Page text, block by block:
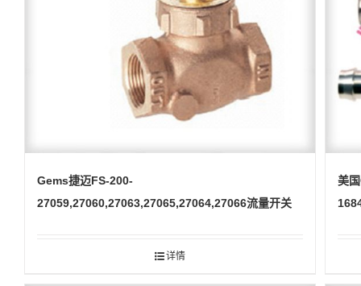
Gems捷迈FS-200-
27059,27060,27063,27065,27064,27066流量开关
详情
美